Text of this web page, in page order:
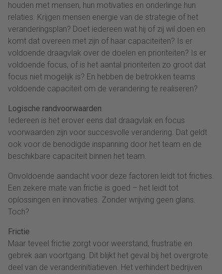
houden met mensen, hun motivaties en onderlinge hun
relaties. Krijgen mensen energie van de strategie of het
veranderingsplan? Doet iedereen wat hij of zij wil doen en
komt dat overeen met zijn of haar capaciteiten? Is er
voldoende draagvlak over de doelen en prioriteiten? Is er
voldoende focus, of is het aantal prioriteiten zo groot dat
focus niet mogelijk is? En hebben de betrokken teams
voldoende capaciteit om de verandering te realiseren?
Logische randvoorwaarden
Iedereen is het erover eens dat draagvlak en focus
voorwaarden zijn voor succesvolle verandering. Dat geldt
ook voor de benodigde inspanning door het team en de
beschikbare capaciteit binnen het team.
Onvoldoende aandacht voor deze factoren leidt tot fricties.
Een zekere mate van frictie is goed – het leidt tot
oplossingen en innovaties. Zonder wrijving geen glans.
Toch?
Frictie
Maar teveel frictie zorgt voor weerstand, frustratie en
gebrek aan voortgang. Dit blijkt het geval bij het overgrote
deel van de veranderinitiatieven. Het verhindert bedrijven